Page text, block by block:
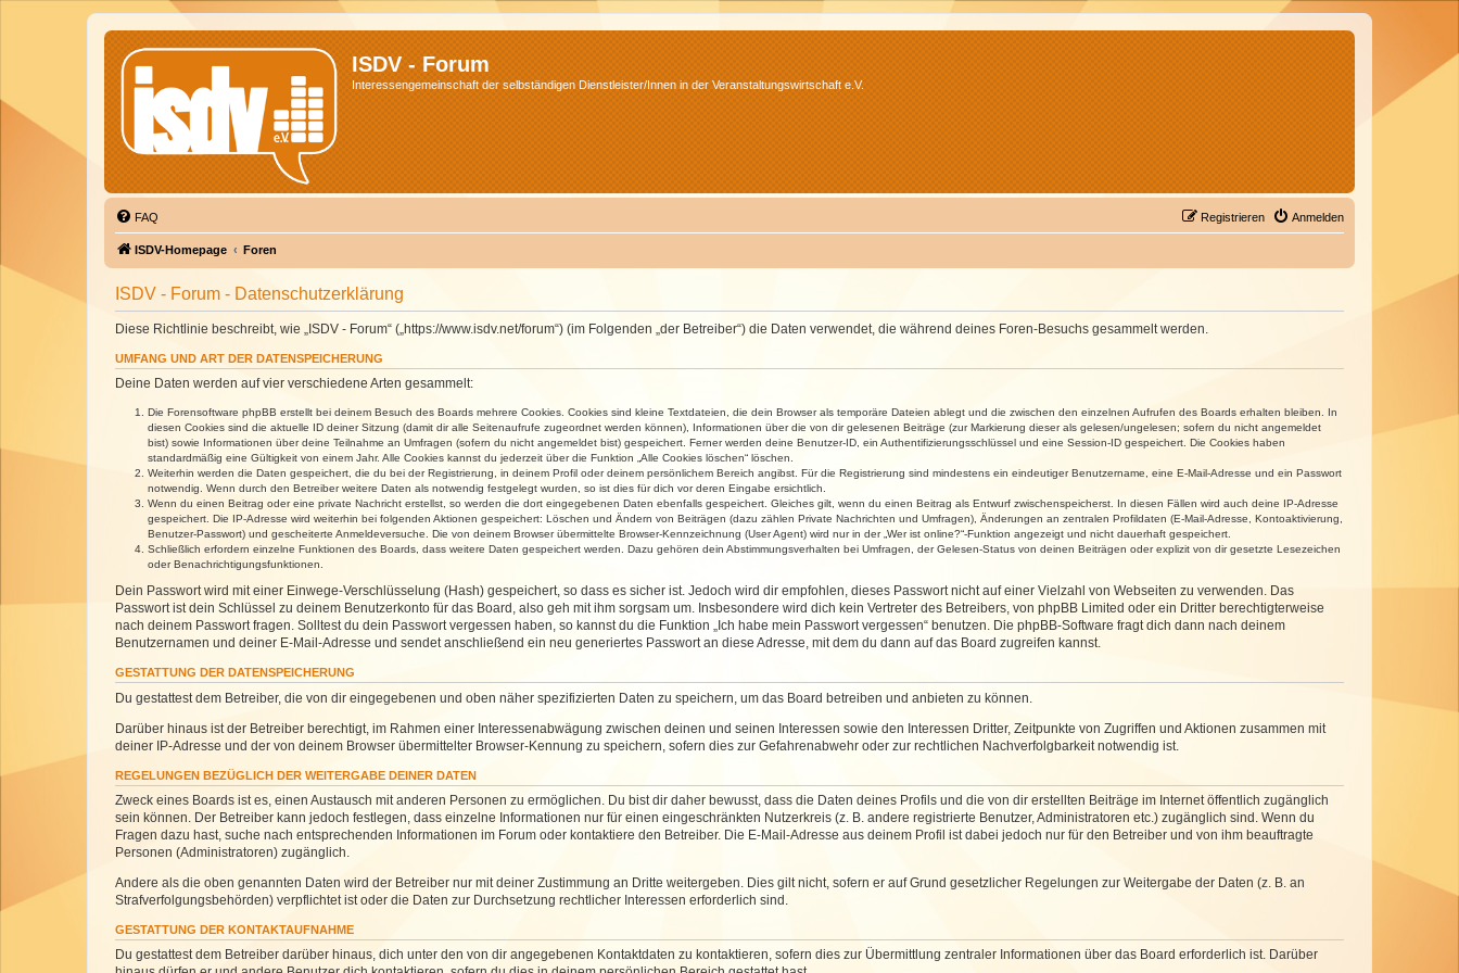
ISDV - Forum
Interessengemeinschaft der selbständigen Dienstleister/Innen in der Veranstaltungswirtschaft e.V.
FAQ Anmelden
Registrieren
ISDV-Homepage Foren
ISDV - Forum - Datenschutzerklärung
Diese Richtlinie beschreibt, wie „ISDV - Forum“ („https://www.isdv.net/forum“) (im Folgenden „der Betreiber“) die Daten verwendet, die während deines Foren-Besuchs gesammelt werden.
UMFANG UND ART DER DATENSPEICHERUNG
Deine Daten werden auf vier verschiedene Arten gesammelt:
Die Forensoftware phpBB erstellt bei deinem Besuch des Boards mehrere Cookies. Cookies sind kleine Textdateien, die dein Browser als temporäre Dateien ablegt und die zwischen den einzelnen Aufrufen des Boards erhalten bleiben. In
diesen Cookies sind die aktuelle ID deiner Sitzung (damit dir alle Seitenaufrufe zugeordnet werden können), Informationen über die von dir gelesenen Beiträge (zur Markierung dieser als gelesen/ungelesen; sofern du nicht angemeldet
bist) sowie Informationen über deine Teilnahme an Umfragen (sofern du nicht angemeldet bist) gespeichert. Ferner werden deine Benutzer-ID, ein Authentifizierungsschlüssel und eine Session-ID gespeichert. Die Cookies haben
standardmäßig eine Gültigkeit von einem Jahr. Alle Cookies kannst du jederzeit über die Funktion „Alle Cookies löschen“ löschen.
Weiterhin werden die Daten gespeichert, die du bei der Registrierung, in deinem Profil oder deinem persönlichem Bereich angibst. Für die Registrierung sind mindestens ein eindeutiger Benutzername, eine E-Mail-Adresse und ein Passwort
notwendig. Wenn durch den Betreiber weitere Daten als notwendig festgelegt wurden, so ist dies für dich vor deren Eingabe ersichtlich.
Wenn du einen Beitrag oder eine private Nachricht erstellst, so werden die dort eingegebenen Daten ebenfalls gespeichert. Gleiches gilt, wenn du einen Beitrag als Entwurf zwischenspeicherst. In diesen Fällen wird auch deine IP-Adresse
gespeichert. Die IP-Adresse wird weiterhin bei folgenden Aktionen gespeichert: Löschen und Ändern von Beiträgen (dazu zählen Private Nachrichten und Umfragen), Änderungen an zentralen Profildaten (E-Mail-Adresse, Kontoaktivierung,
Benutzer-Passwort) und gescheiterte Anmeldeversuche. Die von deinem Browser übermittelte Browser-Kennzeichnung (User Agent) wird nur in der „Wer ist online?“-Funktion angezeigt und nicht dauerhaft gespeichert.
Schließlich erfordern einzelne Funktionen des Boards, dass weitere Daten gespeichert werden. Dazu gehören dein Abstimmungsverhalten bei Umfragen, der Gelesen-Status von deinen Beiträgen oder explizit von dir gesetzte Lesezeichen
oder Benachrichtigungsfunktionen.
Dein Passwort wird mit einer Einwege-Verschlüsselung (Hash) gespeichert, so dass es sicher ist. Jedoch wird dir empfohlen, dieses Passwort nicht auf einer Vielzahl von Webseiten zu verwenden. Das
Passwort ist dein Schlüssel zu deinem Benutzerkonto für das Board, also geh mit ihm sorgsam um. Insbesondere wird dich kein Vertreter des Betreibers, von phpBB Limited oder ein Dritter berechtigterweise
nach deinem Passwort fragen. Solltest du dein Passwort vergessen haben, so kannst du die Funktion „Ich habe mein Passwort vergessen“ benutzen. Die phpBB-Software fragt dich dann nach deinem
Benutzernamen und deiner E-Mail-Adresse und sendet anschließend ein neu generiertes Passwort an diese Adresse, mit dem du dann auf das Board zugreifen kannst.
GESTATTUNG DER DATENSPEICHERUNG
Du gestattest dem Betreiber, die von dir eingegebenen und oben näher spezifizierten Daten zu speichern, um das Board betreiben und anbieten zu können.
Darüber hinaus ist der Betreiber berechtigt, im Rahmen einer Interessenabwägung zwischen deinen und seinen Interessen sowie den Interessen Dritter, Zeitpunkte von Zugriffen und Aktionen zusammen mit
deiner IP-Adresse und der von deinem Browser übermittelter Browser-Kennung zu speichern, sofern dies zur Gefahrenabwehr oder zur rechtlichen Nachverfolgbarkeit notwendig ist.
REGELUNGEN BEZÜGLICH DER WEITERGABE DEINER DATEN
Zweck eines Boards ist es, einen Austausch mit anderen Personen zu ermöglichen. Du bist dir daher bewusst, dass die Daten deines Profils und die von dir erstellten Beiträge im Internet öffentlich zugänglich
sein können. Der Betreiber kann jedoch festlegen, dass einzelne Informationen nur für einen eingeschränkten Nutzerkreis (z. B. andere registrierte Benutzer, Administratoren etc.) zugänglich sind. Wenn du
Fragen dazu hast, suche nach entsprechenden Informationen im Forum oder kontaktiere den Betreiber. Die E-Mail-Adresse aus deinem Profil ist dabei jedoch nur für den Betreiber und von ihm beauftragte
Personen (Administratoren) zugänglich.
Andere als die oben genannten Daten wird der Betreiber nur mit deiner Zustimmung an Dritte weitergeben. Dies gilt nicht, sofern er auf Grund gesetzlicher Regelungen zur Weitergabe der Daten (z. B. an
Strafverfolgungsbehörden) verpflichtet ist oder die Daten zur Durchsetzung rechtlicher Interessen erforderlich sind.
GESTATTUNG DER KONTAKTAUFNAHME
Du gestattest dem Betreiber darüber hinaus, dich unter den von dir angegebenen Kontaktdaten zu kontaktieren, sofern dies zur Übermittlung zentraler Informationen über das Board erforderlich ist. Darüber